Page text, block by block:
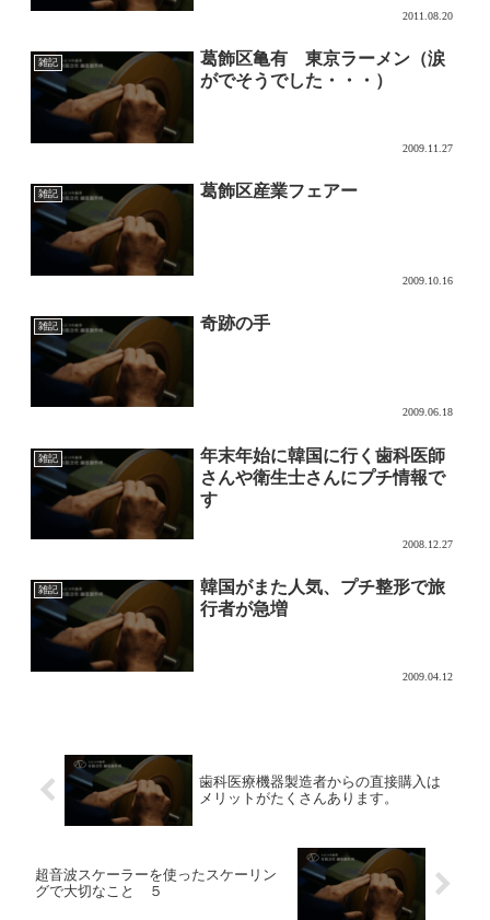
2011.08.20
雑記
葛飾区亀有 東京ラーメン（涙
がでそうでした・・・）
2009.11.27
雑記 葛飾区産業フェアー
2009.10.16
雑記 奇跡の手
2009.06.18
雑記
年末年始に韓国に行く歯科医師
さんや衛生士さんにプチ情報で
す
2008.12.27
雑記
韓国がまた人気、プチ整形で旅
行者が急増
2009.04.12
歯科医療機器製造者からの直接購入は
メリットがたくさんあります。
超音波スケーラーを使ったスケーリン
グで大切なこと ５